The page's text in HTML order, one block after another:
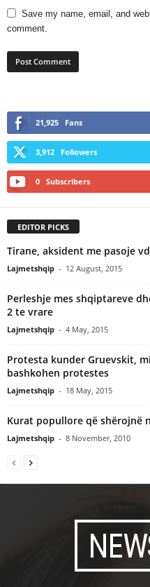
Save my name, email, and
comment.
21,925 Fans
3,912 Followers
0 Subscribers
EDITOR PICKS
Tirane, aksident me pasoje
Lajmetshqip - 12 August, 2015
Perleshje mes shqiptareve
2 te vrare
Lajmetshqip - 4 May, 2015
Protesta kunder Gruevskit,
bashkohen protestes
Lajmetshqip - 18 May, 2015
Kurat popullore që shërojnë
Lajmetshqip - 8 November, 2010